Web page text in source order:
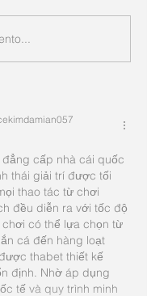
cấp nhà cái quốc
thái giải trí được tối
thao tác từ chơi
đều diễn ra với tốc độ
có thể lựa chọn từ
cá đến hàng loạt
thabet thiết kế
định. Nhờ áp dụng
tế và quy trình minh